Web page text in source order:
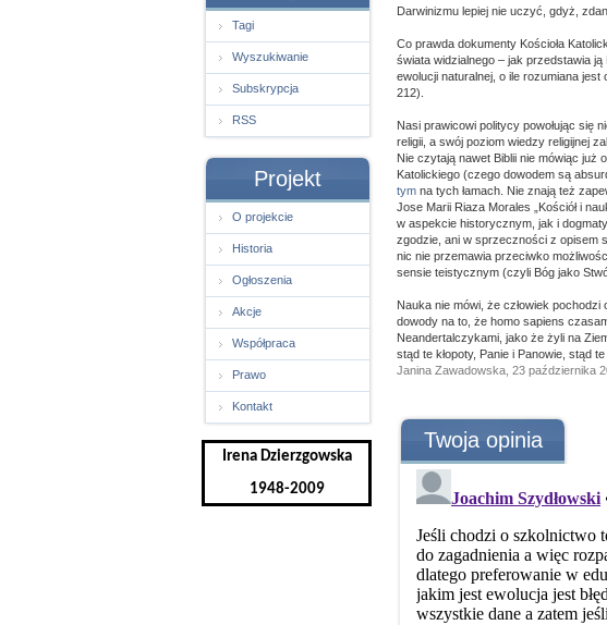
Tagi
Wyszukiwanie
Subskrypcja
RSS
Projekt
O projekcie
Historia
Ogłoszenia
Akcje
Współpraca
Prawo
Kontakt
Irena Dzierzgowska
1948-2009
Darwinizmu lepiej nie uczyć, gdyż,
Co prawda dokumenty Kościoła
świata widzialnego – jak przedstawia
ewolucji naturalnej, o ile rozumiana
212).
Nasi prawicowi politycy powołując się
religii, a swój poziom wiedzy religijnej
Nie czytają nawet Biblii nie mówiąc już
Katolickiego (czego dowodem są
tym na tych łamach. Nie znają też
Jose Marii Riaza Morales „Kościół i
w aspekcie historycznym, jak i
zgodzie, ani w sprzeczności z opisem
nic nie przemawia przeciwko
sensie teistycznym (czyli Bóg jako
Nauka nie mówi, że człowiek
dowody na to, że homo sapiens
Neandertalczykami, jako że żyli na
stąd te kłopoty, Panie i Panowie, stąd te
Janina Zawadowska, 23 października
Twoja opinia